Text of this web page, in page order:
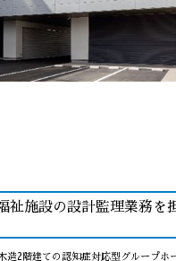
祉施設の設計監理業務を
造2階建ての認知症対応型グループホ